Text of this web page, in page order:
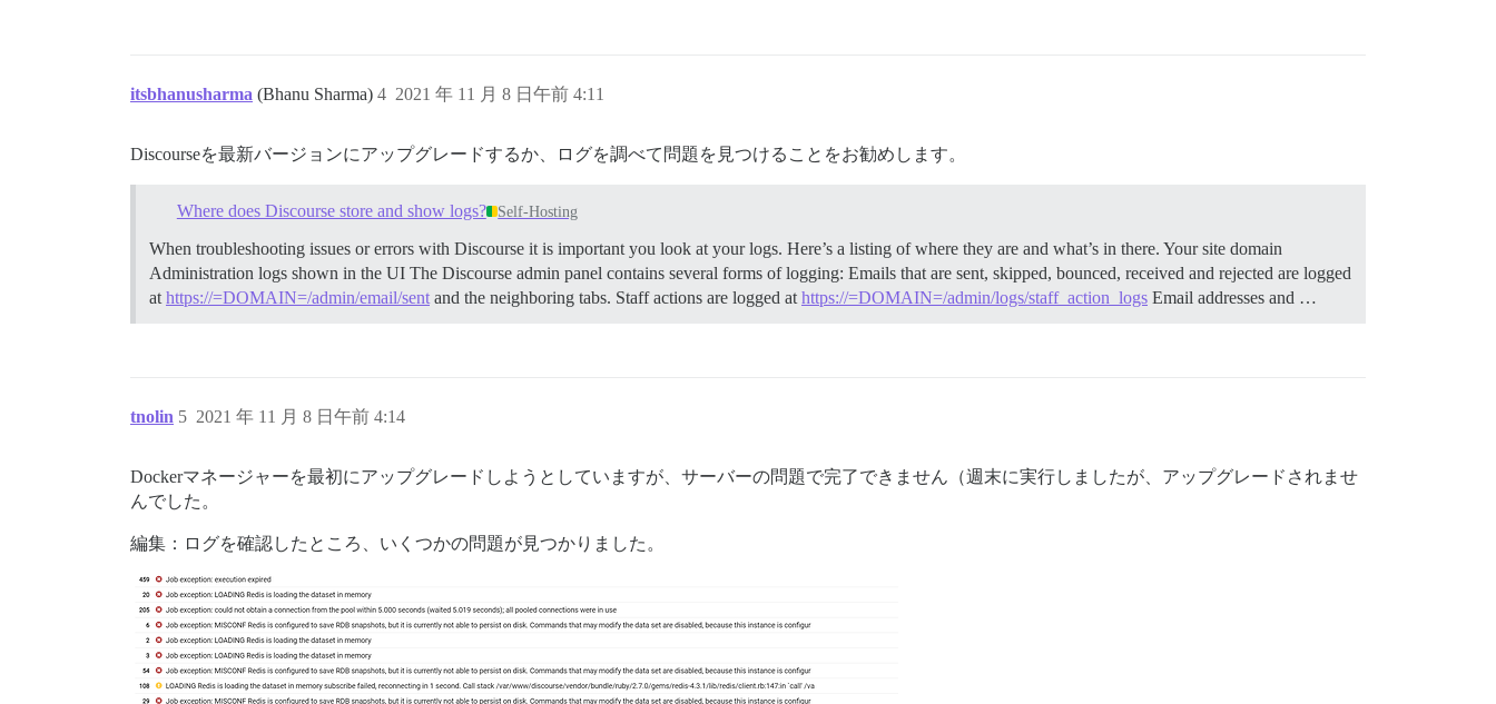
itsbhanusharma (Bhanu Sharma) 2021 年 11 月 8 日午前 4:11
4
Discourseを最新バージョンにアップグレードするか、ログを調べて問題を見つけることをお勧めします。
Where does Discourse store and show logs? Self-Hosting
When troubleshooting issues or errors with Discourse it is important you look at your logs. Here’s a listing of where they are and what’s in there. Your site domain
Administration logs shown in the UI The Discourse admin panel contains several forms of logging: Emails that are sent, skipped, bounced, received and rejected are logged
at https://=DOMAIN=/admin/email/sent and the neighboring tabs. Staff actions are logged at https://=DOMAIN=/admin/logs/staff_action_logs Email addresses and …
tnolin 2021 年 11 月 8 日午前 4:14
5
Dockerマネージャーを最初にアップグレードしようとしていますが、サーバーの問題で完了できません（週末に実行しましたが、アップグレードされませ
んでした。
編集：ログを確認したところ、いくつかの問題が見つかりました。